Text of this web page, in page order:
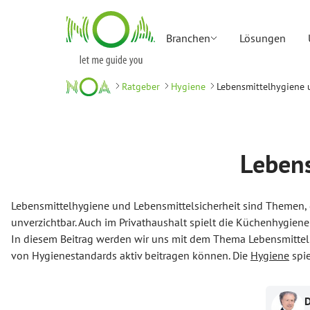
Branchen Lösungen
Ratgeber Hygiene Lebensmittelhygiene
Lebensmittelhygiene und Lebensmittelsicherheit sind
unverzichtbar. Auch im Privathaushalt spielt die
In diesem Beitrag werden wir uns mit dem Thema
von Hygienestandards aktiv beitragen können. Die Hygiene